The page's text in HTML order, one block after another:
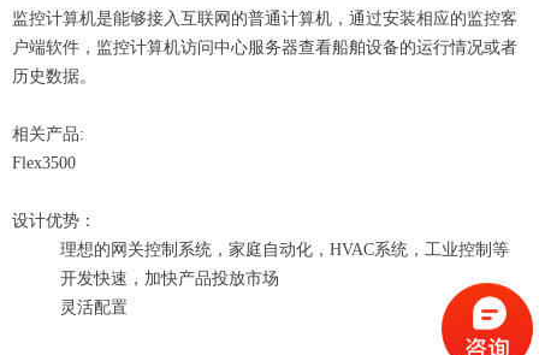
监控计算机是能够接入互联网的普通计算机，通过安装相应的监控客
户端软件，监控计算机访问中心服务器查看船舶设备的运行情况或者
历史数据。
相关产品:
Flex3500
设计优势：
理想的网关控制系统，家庭自动化，HVAC系统，工业控制等
开发快速，加快产品投放市场
灵活配置